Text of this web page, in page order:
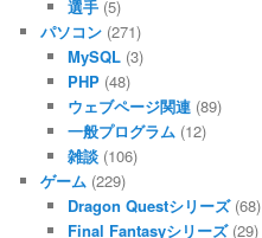
選手(5)
パソコン (271)
MySQL(3)
PHP(48)
ウェブページ関連(89)
一般プログラム(12)
雑談(106)
ゲーム (229)
Dragon Questシリーズ(68)
Final Fantasyシリーズ(29)